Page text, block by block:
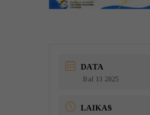
DATA
Bal 13 2025
LAIKAS